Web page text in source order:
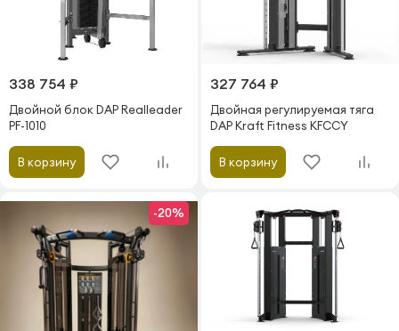
338 754 ₽
Двойной блок DAP Realleader
PF-1010
В корзину
327 764 ₽
Двойная регулируемая тяга
DAP Kraft Fitness KFCCY
В корзину
-20%